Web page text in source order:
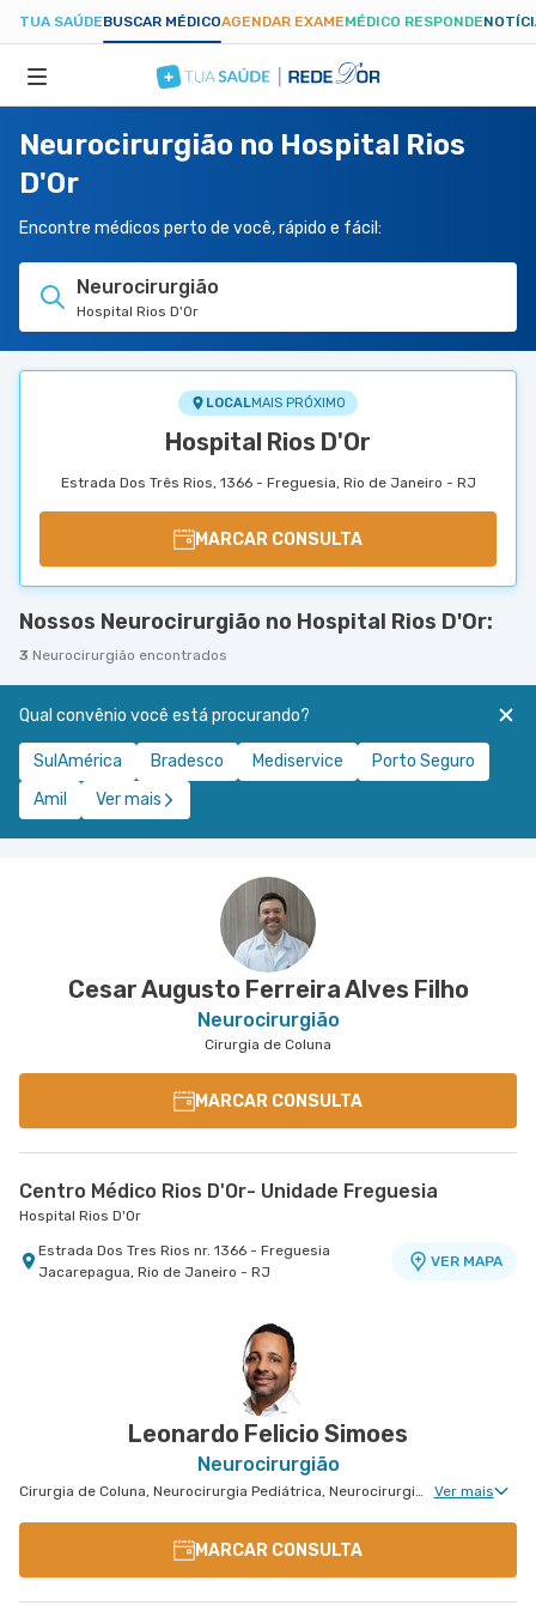
TUA SAÚDEBUSCAR MÉDICOAGENDAR EXAMEMÉDICO RESPONDE
ESPECIALIDADES
HOSPITAIS
TUASAUDE.COM
Neurocirurgião no Hospital Rios
D'Or
Encontre médicos perto de você, rápido e fácil:
Neurocirurgião
Hospital Rios D'Or
LOCALMAIS PRÓXIMO
Hospital Rios D'Or
Estrada Dos Três Rios, 1366 - Freguesia, Rio de Janeiro - RJ
MARCAR CONSULTA
Nossos Neurocirurgião no Hospital Rios D'Or:
3 Neurocirurgião encontrados
Qual convênio você está procurando?
SulAmérica Bradesco Mediservice
Porto Seguro
Amil
Ver mais
Cesar Augusto Ferreira Alves Filho
Neurocirurgião
Cirurgia de Coluna
MARCAR CONSULTA
Centro Médico Rios D'Or- Unidade Freguesia
Hospital Rios D'Or
Estrada Dos Tres Rios nr. 1366 - Freguesia
Jacarepagua, Rio de Janeiro - RJ
VER MAPA
Leonardo Felicio Simoes
Neurocirurgião
Cirurgia de Coluna, Neurocirurgia Pediátrica, Neurocirurgia de Coluna, Cirurgia Pediátrica de Coluna Ver mais
MARCAR CONSULTA